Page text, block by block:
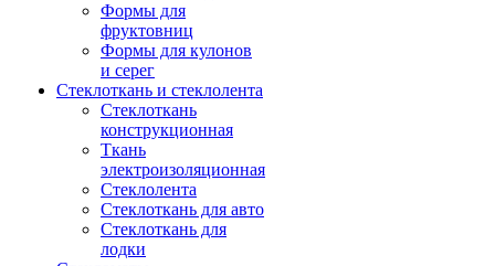
Формы для
фруктовниц
Формы для кулонов
и серег
Стеклоткань и стеклолента
Стеклоткань
конструкционная
Ткань
электроизоляционная
Стеклолента
Стеклоткань для авто
Стеклоткань для
лодки